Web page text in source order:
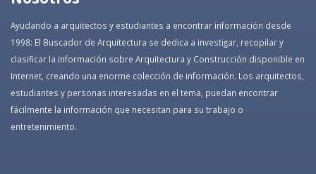
Ayudando a arquitectos y estudiantes a encontrar información desde
1998: El Buscador de Arquitectura se dedica a investigar, recopilar y
clasificar la información sobre Arquitectura y Construcción disponible en
Internet, creando una enorme colección de información. Los arquitectos,
estudiantes y personas interesadas en el tema, puedan encontrar
fácilmente la información que necesitan para su trabajo o
entretenimiento.